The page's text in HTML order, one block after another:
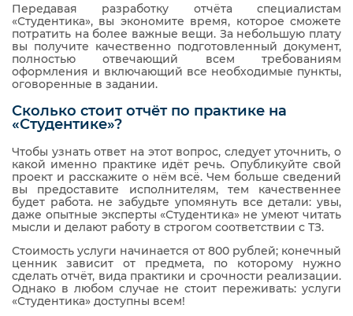
Передавая разработку отчёта специалистам
«Студентика», вы экономите время, которое сможете
потратить на более важные вещи. За небольшую плату
вы получите качественно подготовленный документ,
полностью отвечающий всем требованиям
оформления и включающий все необходимые пункты,
оговоренные в задании.
Сколько стоит отчёт по практике на
«Студентике»?
Чтобы узнать ответ на этот вопрос, следует уточнить, о
какой именно практике идёт речь. Опубликуйте свой
проект и расскажите о нём всё. Чем больше сведений
вы предоставите исполнителям, тем качественнее
будет работа. не забудьте упомянуть все детали: увы,
даже опытные эксперты «Студентика» не умеют читать
мысли и делают работу в строгом соответствии с ТЗ.
Стоимость услуги начинается от 800 рублей; конечный
ценник зависит от предмета, по которому нужно
сделать отчёт, вида практики и срочности реализации.
Однако в любом случае не стоит переживать: услуги
«Студентика» доступны всем!